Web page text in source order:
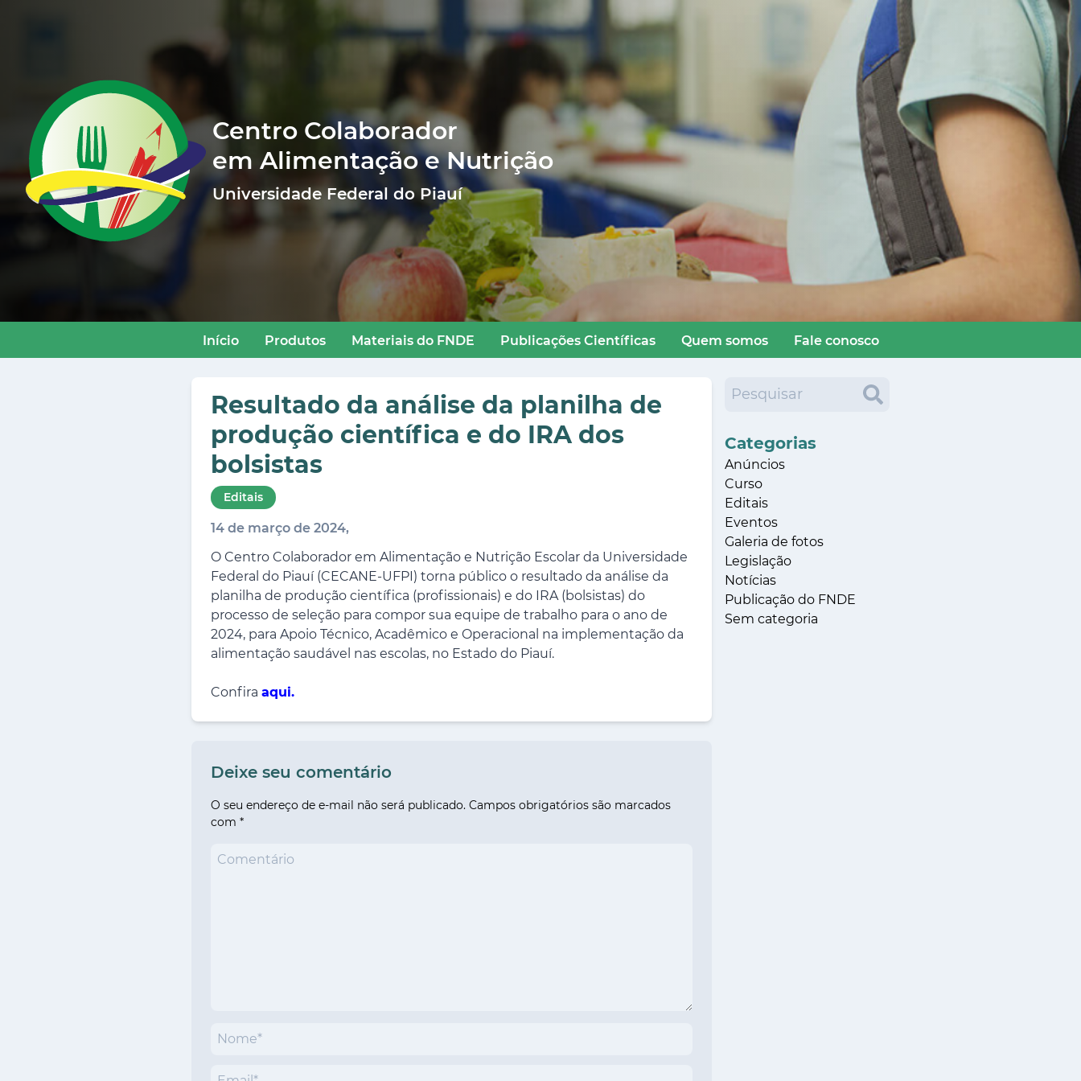
Centro Colaborador
em Alimentação e Nutrição
Universidade Federal do Piauí
Início Produtos Materiais do FNDE Publicações Científicas Quem somos Fale conosco
Resultado da análise da planilha de
produção científica e do IRA dos
bolsistas
Editais
14 de março de 2024,
O Centro Colaborador em Alimentação e Nutrição Escolar da Universidade
Federal do Piauí (CECANE-UFPI) torna público o resultado da análise da
planilha de produção científica (profissionais) e do IRA (bolsistas) do
processo de seleção para compor sua equipe de trabalho para o ano de
2024, para Apoio Técnico, Acadêmico e Operacional na implementação da
alimentação saudável nas escolas, no Estado do Piauí.
Confira aqui.
Deixe seu comentário
O seu endereço de e-mail não será publicado. Campos obrigatórios são marcados
com *
Categorias
Anúncios
Curso
Editais
Eventos
Galeria de fotos
Legislação
Notícias
Publicação do FNDE
Sem categoria